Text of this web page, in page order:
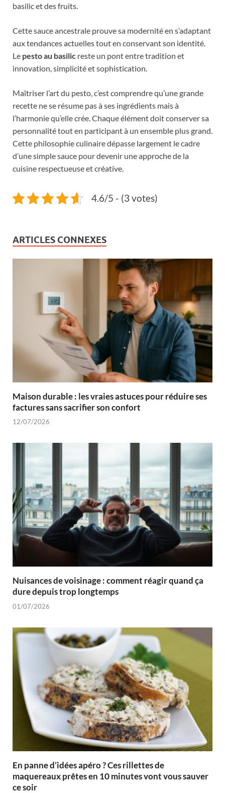
basilic et des fruits.
Cette sauce ancestrale prouve sa modernité en s’adaptant
aux tendances actuelles tout en conservant son identité.
Le pesto au basilic reste un pont entre tradition et
innovation, simplicité et sophistication.
Maîtriser l’art du pesto, c’est comprendre qu’une grande
recette ne se résume pas à ses ingrédients mais à
l’harmonie qu’elle crée. Chaque élément doit conserver sa
personnalité tout en participant à un ensemble plus grand.
Cette philosophie culinaire dépasse largement le cadre
d’une simple sauce pour devenir une approche de la
cuisine respectueuse et créative.
4.6/5 - (3 votes)
ARTICLES CONNEXES
Maison durable : les vraies astuces pour réduire ses
factures sans sacrifier son confort
12/07/2026
Nuisances de voisinage : comment réagir quand ça
dure depuis trop longtemps
01/07/2026
En panne d’idées apéro ? Ces rillettes de
maquereaux prêtes en 10 minutes vont vous sauver
ce soir